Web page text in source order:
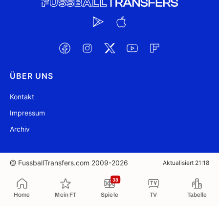
Home Mein FT Spiele
38
TV Tabelle
ÜBER UNS
Kontakt
Impressum
Archiv
@ FussballTransfers.com 2009-2026 Aktualisiert 21:18
In die Zwischenablage kopiert